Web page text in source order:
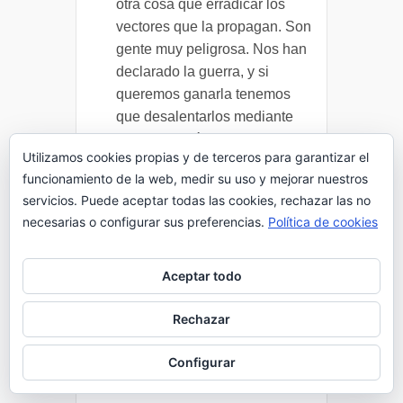
otra cosa que erradicar los
vectores que la propagan. Son
gente muy peligrosa. Nos han
declarado la guerra, y si
queremos ganarla tenemos
que desalentarlos mediante
acciones enérgicas que corten
el reclutamiento de nuevos
combatientes.
—Pero, general —me atreví a
carnicería. ¡Tanta gente, por el
amor de Dios! ¿Los fusilarán?
¿Algún tribunal de guerra
ordenará esas ejecuciones?
Utilizamos cookies propias y de terceros para garantizar el
funcionamiento de la web, medir su uso y mejorar nuestros
servicios. Puede aceptar todas las cookies, rechazar las no
necesarias o configurar sus preferencias. Política de cookies
Aceptar todo
Rechazar
Configurar